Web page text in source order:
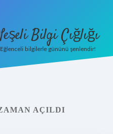
Bilgi Çığlığı
Eğlenceli bilgilerle gününü şenlendir!
AÇILDI